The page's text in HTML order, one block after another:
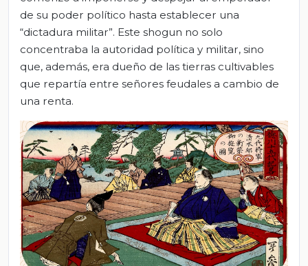
de su poder político hasta establecer una
“dictadura militar”. Este shogun no solo
concentraba la autoridad política y militar, sino
que, además, era dueño de las tierras cultivables
que repartía entre señores feudales a cambio de
una renta.